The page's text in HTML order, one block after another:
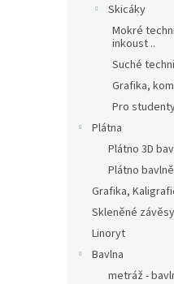
Skicáky
Mokré
inkoust ..
Suché
Grafika,
Pro
Plátna
Plátno 3D
Plátno
Grafika,
Skleněné závěsy
Linoryt
Bavlna
metráž -